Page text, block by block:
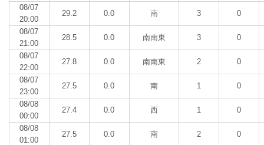
08/07
20:00
29.2 0.0 南 3 0
08/07
21:00
28.5 0.0 南南東 3 0
08/07
22:00
27.8 0.0 南南東 2 0
08/07
23:00
27.5 0.0 南 1 0
08/08
00:00
27.4 0.0 西 1 0
08/08
01:00
27.5 0.0 南 2 0